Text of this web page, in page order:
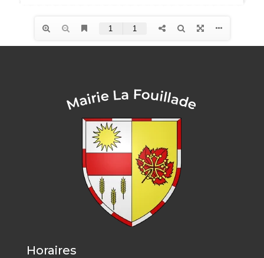
Horaires